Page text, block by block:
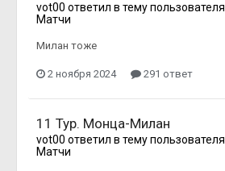
vot00 ответил в тему пользователя
Матчи
Милан тоже
2 ноября 2024 291 ответ
11 Тур. Монца-Милан
vot00 ответил в тему пользователя
Матчи